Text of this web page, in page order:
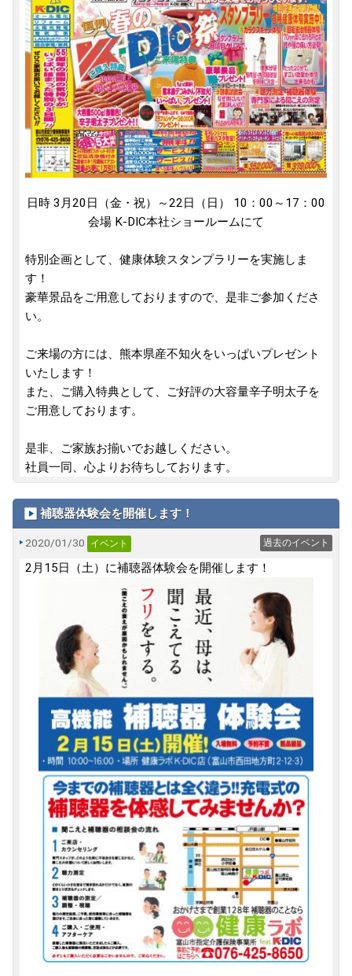
日時 3月20日（金・祝）～22日（日） 10：00～17：00
会場 K-DIC本社ショールームにて
特別企画として、健康体験スタンプラリーを実施しま
す！
豪華景品をご用意しておりますので、是非ご参加くださ
い。
ご来場の方には、熊本県産不知火をいっぱいプレゼント
いたします！
また、ご購入特典として、ご好評の大容量辛子明太子を
ご用意しております。
是非、ご家族お揃いでお越しください。
社員一同、心よりお待ちしております。
補聴器体験会を開催します！
過去のイベント
2020/01/30 イベント
2月15日（土）に補聴器体験会を開催します！